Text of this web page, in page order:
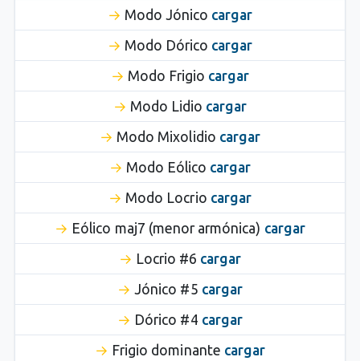
Modo Jónico cargar
Modo Dórico cargar
Modo Frigio cargar
Modo Lidio cargar
Modo Mixolidio cargar
Modo Eólico cargar
Modo Locrio cargar
Eólico maj7 (menor armónica) cargar
Locrio #6 cargar
Jónico #5 cargar
Dórico #4 cargar
Frigio dominante cargar